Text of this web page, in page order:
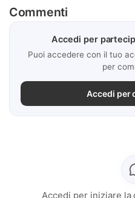
Commenti
Accedi per
Puoi accedere con il tuo
per
Accedi per
Accedi per iniziare